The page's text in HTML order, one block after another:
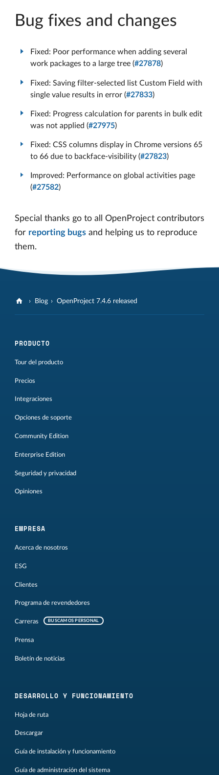
Bug fixes and changes
Fixed: Poor performance when adding several
work packages to a large tree (#27878)
Fixed: Saving filter-selected list Custom Field with
single value results in error (#27833)
Fixed: Progress calculation for parents in bulk edit
was not applied (#27975)
Fixed: CSS columns display in Chrome versions 65
to 66 due to backface-visibility (#27823)
Improved: Performance on global activities page
(#27582)
Special thanks go to all OpenProject contributors
for reporting bugs and helping us to reproduce
them.
Blog OpenProject 7.4.6 released
PRODUCTO
Tour del producto
Precios
Integraciones
Opciones de soporte
Community Edition
Enterprise Edition
Seguridad y privacidad
Opiniones
EMPRESA
Acerca de nosotros
ESG
Clientes
Programa de revendedores
Carreras BUSCAMOS PERSONAL
Prensa
Boletín de noticias
DESARROLLO Y FUNCIONAMIENTO
Hoja de ruta
Descargar
Guía de instalación y funcionamiento
Guía de administración del sistema